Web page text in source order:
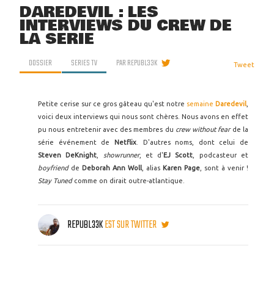
DAREDEVIL : LES
INTERVIEWS DU CREW DE
LA SÉRIE
DOSSIER SERIES TV PARREPUBL33K Tweet
Petite cerise sur ce gros gâteau qu'est notre semaine Daredevil
voici deux interviews qui nous sont chères. Nous avons en effet
pu nous entretenir avec des membres du crew without fear de la
série événement de Netflix. D'autres noms, dont celui de
Steven DeKnight
showrunner, et d'EJ Scott , podcasteur et
boyfriendde Deborah Ann Woll , alias Karen Page , sont à venir !
Stay Tuned comme on dirait outre-atlantique.
REPUBL33KEST SUR TWITTER